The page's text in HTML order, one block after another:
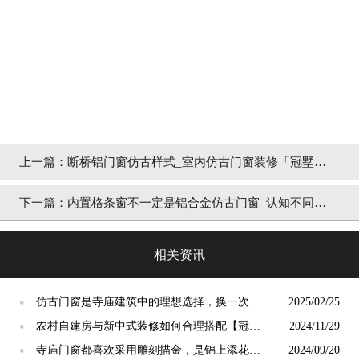
上一篇： 断桥铝门窗仿古样式_室内仿古门窗装修「冠墅阳
光」
下一篇： 内置格条窗不一定是铝合金仿古门窗_认知不同价
相关资讯
●
仿古门窗是寺庙建筑中的理想选择，换一次用
终生【冠墅阳光】
2025/02/25
●
农村自建房与新中式装修如何合理搭配【冠墅
阳光】
2024/11/29
●
寺庙门窗都喜欢采用雕刻描金，是锦上添花
2024/09/20